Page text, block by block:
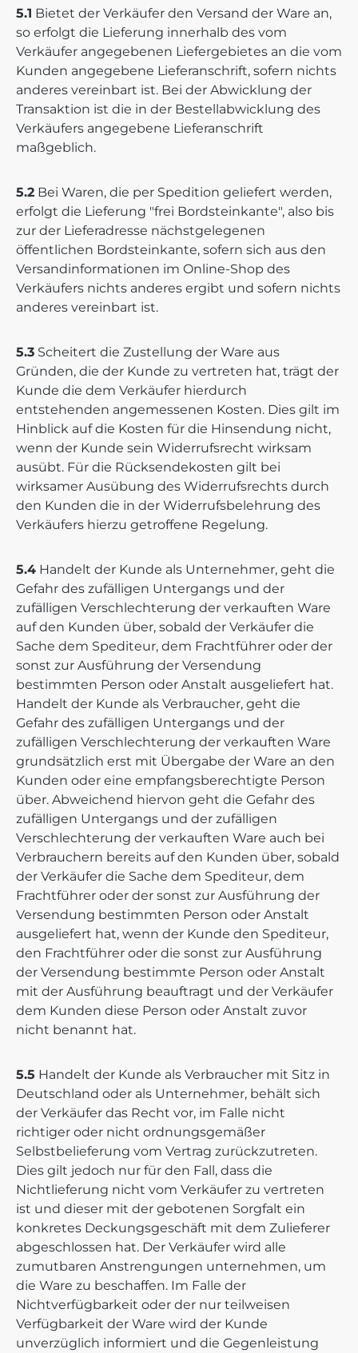
5.1 Bietet der Verkäufer den Versand der Ware an,
so erfolgt die Lieferung innerhalb des vom
Verkäufer angegebenen Liefergebietes an die vom
Kunden angegebene Lieferanschrift, sofern nichts
anderes vereinbart ist. Bei der Abwicklung der
Transaktion ist die in der Bestellabwicklung des
Verkäufers angegebene Lieferanschrift
maßgeblich.
5.2 Bei Waren, die per Spedition geliefert werden,
erfolgt die Lieferung "frei Bordsteinkante", also bis
zur der Lieferadresse nächstgelegenen
öffentlichen Bordsteinkante, sofern sich aus den
Versandinformationen im Online-Shop des
Verkäufers nichts anderes ergibt und sofern nichts
anderes vereinbart ist.
5.3 Scheitert die Zustellung der Ware aus
Gründen, die der Kunde zu vertreten hat, trägt der
Kunde die dem Verkäufer hierdurch
entstehenden angemessenen Kosten. Dies gilt im
Hinblick auf die Kosten für die Hinsendung nicht,
wenn der Kunde sein Widerrufsrecht wirksam
ausübt. Für die Rücksendekosten gilt bei
wirksamer Ausübung des Widerrufsrechts durch
den Kunden die in der Widerrufsbelehrung des
Verkäufers hierzu getroffene Regelung.
5.4 Handelt der Kunde als Unternehmer, geht die
Gefahr des zufälligen Untergangs und der
zufälligen Verschlechterung der verkauften Ware
auf den Kunden über, sobald der Verkäufer die
Sache dem Spediteur, dem Frachtführer oder der
sonst zur Ausführung der Versendung
bestimmten Person oder Anstalt ausgeliefert hat.
Handelt der Kunde als Verbraucher, geht die
Gefahr des zufälligen Untergangs und der
zufälligen Verschlechterung der verkauften Ware
grundsätzlich erst mit Übergabe der Ware an den
Kunden oder eine empfangsberechtigte Person
über. Abweichend hiervon geht die Gefahr des
zufälligen Untergangs und der zufälligen
Verschlechterung der verkauften Ware auch bei
Verbrauchern bereits auf den Kunden über, sobald
der Verkäufer die Sache dem Spediteur, dem
Frachtführer oder der sonst zur Ausführung der
Versendung bestimmten Person oder Anstalt
ausgeliefert hat, wenn der Kunde den Spediteur,
den Frachtführer oder die sonst zur Ausführung
der Versendung bestimmte Person oder Anstalt
mit der Ausführung beauftragt und der Verkäufer
dem Kunden diese Person oder Anstalt zuvor
nicht benannt hat.
5.5 Handelt der Kunde als Verbraucher mit Sitz in
Deutschland oder als Unternehmer, behält sich
der Verkäufer das Recht vor, im Falle nicht
richtiger oder nicht ordnungsgemäßer
Selbstbelieferung vom Vertrag zurückzutreten.
Dies gilt jedoch nur für den Fall, dass die
Nichtlieferung nicht vom Verkäufer zu vertreten
ist und dieser mit der gebotenen Sorgfalt ein
konkretes Deckungsgeschäft mit dem Zulieferer
abgeschlossen hat. Der Verkäufer wird alle
zumutbaren Anstrengungen unternehmen, um
die Ware zu beschaffen. Im Falle der
Nichtverfügbarkeit oder der nur teilweisen
Verfügbarkeit der Ware wird der Kunde
unverzüglich informiert und die Gegenleistung